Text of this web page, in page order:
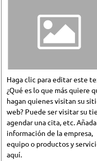
Haga clic para editar este
¿Qué es lo que más quiere
hagan quienes visitan su
web? Puede ser visitar su
agendar una cita, etc.
información de la empresa,
equipo o productos y
aquí.